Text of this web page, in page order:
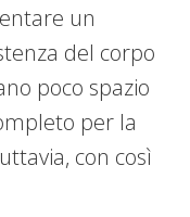
un
del corpo
poco spazio
per la
con così